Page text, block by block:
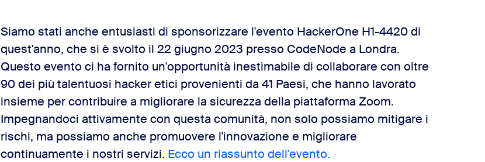
Siamo stati anche entusiasti di sponsorizzare l'evento HackerOne H1-4420 di
quest'anno, che si è svolto il 22 giugno 2023 presso CodeNode a Londra.
Questo evento ci ha fornito un'opportunità inestimabile di collaborare con oltre
90 dei più talentuosi hacker etici provenienti da 41 Paesi, che hanno lavorato
insieme per contribuire a migliorare la sicurezza della piattaforma Zoom.
Impegnandoci attivamente con questa comunità, non solo possiamo mitigare i
rischi, ma possiamo anche promuovere l'innovazione e migliorare
continuamente i nostri servizi. Ecco un riassunto dell'evento.